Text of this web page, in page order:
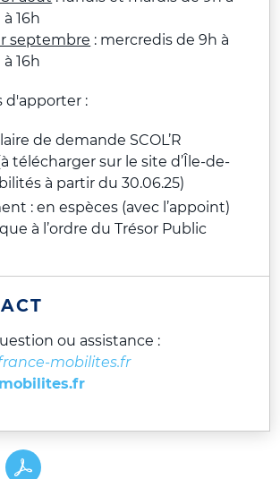
16h
septembre : mercredis de 9h à
16h
d'apporter :
de demande SCOL’R
télécharger sur le site d’Île-de-
à partir du 30.06.25)
: en espèces (avec l’appoint)
à l’ordre du Trésor Public
ou assistance :
mobilites.fr